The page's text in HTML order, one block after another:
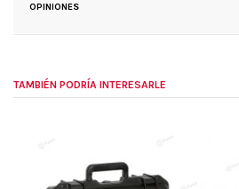
OPINIONES
TAMBIÉN PODRÍA INTERESARLE